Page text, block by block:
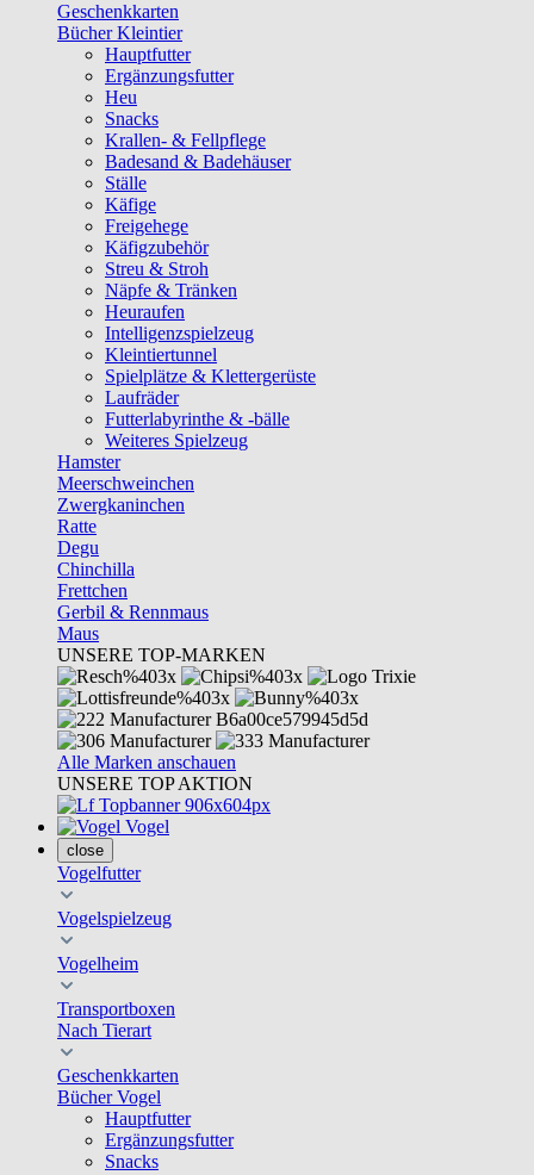
Geschenkkarten
Bücher Kleintier
Hauptfutter
Ergänzungsfutter
Heu
Snacks
Krallen- & Fellpflege
Badesand & Badehäuser
Ställe
Käfige
Freigehege
Käfigzubehör
Streu & Stroh
Näpfe & Tränken
Heuraufen
Intelligenzspielzeug
Kleintiertunnel
Spielplätze & Klettergerüste
Laufräder
Futterlabyrinthe & -bälle
Weiteres Spielzeug
Hamster
Meerschweinchen
Zwergkaninchen
Ratte
Degu
Chinchilla
Frettchen
Gerbil & Rennmaus
Maus
UNSERE TOP-MARKEN
Alle Marken anschauen
UNSERE TOP AKTION
Vogel
close
Vogelfutter
Vogelspielzeug
Vogelheim
Transportboxen
Nach Tierart
Geschenkkarten
Bücher Vogel
Hauptfutter
Ergänzungsfutter
Snacks